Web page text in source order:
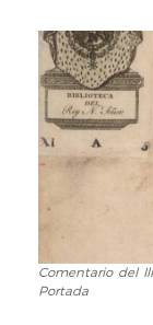
Comentario
del
Comentario del
Portada